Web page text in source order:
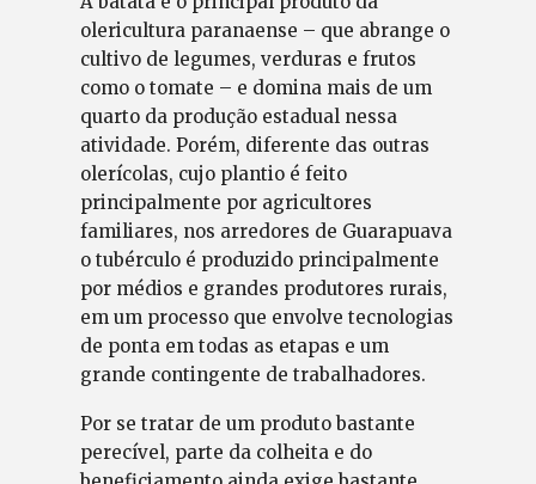
olericultura paranaense – que abrange o
cultivo de legumes, verduras e frutos
como o tomate – e domina mais de um
quarto da produção estadual nessa
atividade. Porém, diferente das outras
olerícolas, cujo plantio é feito
principalmente por agricultores
familiares, nos arredores de Guarapuava
o tubérculo é produzido principalmente
por médios e grandes produtores rurais,
em um processo que envolve tecnologias
de ponta em todas as etapas e um
grande contingente de trabalhadores.
Por se tratar de um produto bastante
perecível, parte da colheita e do